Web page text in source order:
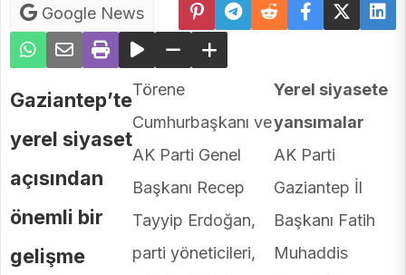
Google News
Gaziantep’te
yerel siyaset
açısından
önemli bir
gelişme
Törene
Cumhurbaşkanı ve
AK Parti Genel
Başkanı Recep
Tayyip Erdoğan,
parti yöneticileri,
Yerel siyasete
yansımalar
AK Parti
Gaziantep İl
Başkanı Fatih
Muhaddis